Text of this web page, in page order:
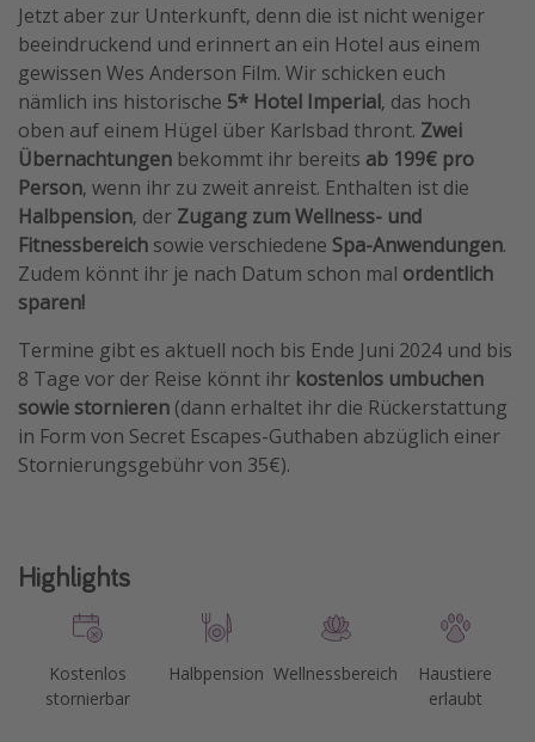
Jetzt aber zur Unterkunft, denn die ist nicht weniger
beeindruckend und erinnert an ein Hotel aus einem
gewissen Wes Anderson Film. Wir schicken euch
nämlich ins historische 5* Hotel Imperial, das hoch
oben auf einem Hügel über Karlsbad thront. Zwei
Übernachtungen bekommt ihr bereits ab 199€ pro
Person, wenn ihr zu zweit anreist. Enthalten ist die
Halbpension, der Zugang zum Wellness- und
Fitnessbereich sowie verschiedene Spa-Anwendungen.
Zudem könnt ihr je nach Datum schon mal ordentlich
sparen!
Termine gibt es aktuell noch bis Ende Juni 2024 und bis
8 Tage vor der Reise könnt ihr kostenlos umbuchen
sowie stornieren (dann erhaltet ihr die Rückerstattung
in Form von Secret Escapes-Guthaben abzüglich einer
Stornierungsgebühr von 35€).
Highlights
Kostenlos
stornierbar
Halbpension Wellnessbereich
Haustiere
erlaubt